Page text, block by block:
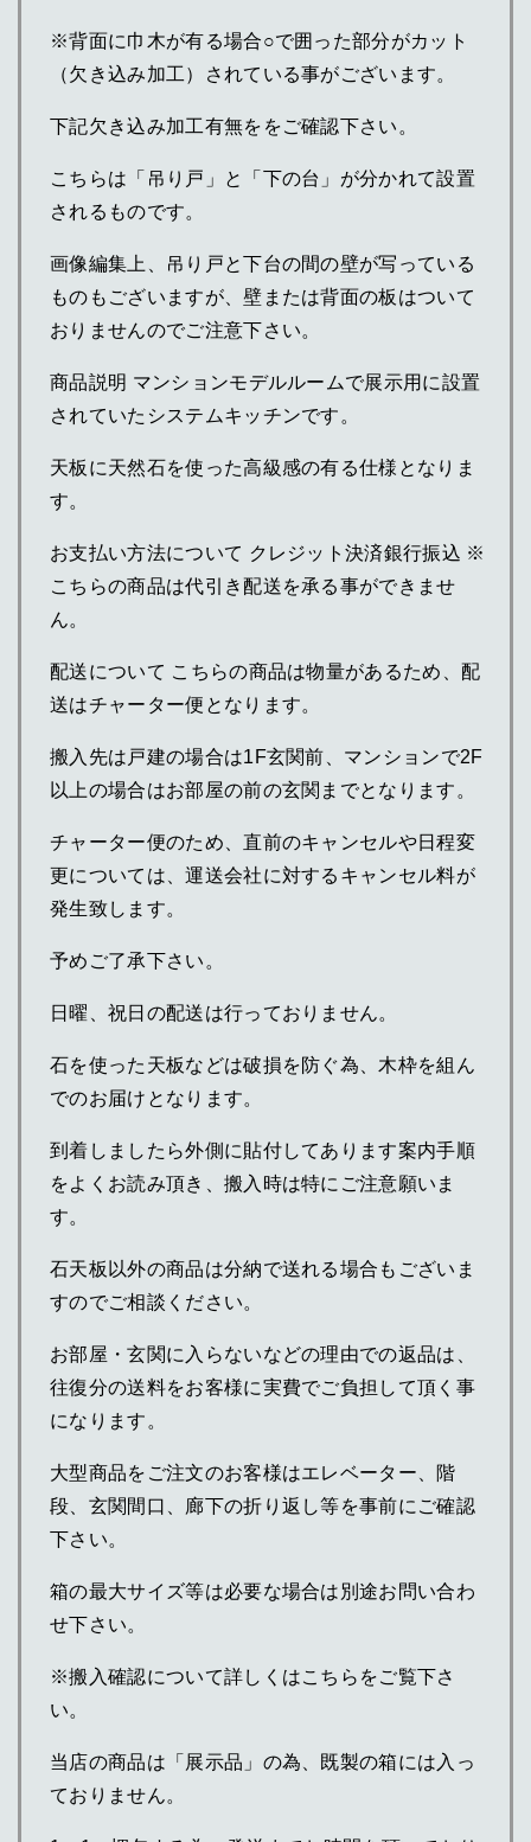
※背面に巾木が有る場合○で囲った部分がカット
（欠き込み加工）されている事がございます。
下記欠き込み加工有無ををご確認下さい。
こちらは「吊り戸」と「下の台」が分かれて設置
されるものです。
画像編集上、吊り戸と下台の間の壁が写っている
ものもございますが、壁または背面の板はついて
おりませんのでご注意下さい。
商品説明 マンションモデルルームで展示用に設置
されていたシステムキッチンです。
天板に天然石を使った高級感の有る仕様となりま
す。
お支払い方法について クレジット決済銀行振込 ※
こちらの商品は代引き配送を承る事ができませ
ん。
配送について こちらの商品は物量があるため、配
送はチャーター便となります。
搬入先は戸建の場合は1F玄関前、マンションで2F
以上の場合はお部屋の前の玄関までとなります。
チャーター便のため、直前のキャンセルや日程変
更については、運送会社に対するキャンセル料が
発生致します。
予めご了承下さい。
日曜、祝日の配送は行っておりません。
石を使った天板などは破損を防ぐ為、木枠を組ん
でのお届けとなります。
到着しましたら外側に貼付してあります案内手順
をよくお読み頂き、搬入時は特にご注意願いま
す。
石天板以外の商品は分納で送れる場合もございま
すのでご相談ください。
お部屋・玄関に入らないなどの理由での返品は、
往復分の送料をお客様に実費でご負担して頂く事
になります。
大型商品をご注文のお客様はエレベーター、階
段、玄関間口、廊下の折り返し等を事前にご確認
下さい。
箱の最大サイズ等は必要な場合は別途お問い合わ
せ下さい。
※搬入確認について詳しくはこちらをご覧下さ
い。
当店の商品は「展示品」の為、既製の箱には入っ
ておりません。